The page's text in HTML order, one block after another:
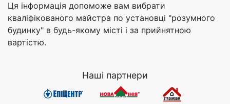
Ця інформація допоможе вам вибрати
кваліфікованого майстра по установці "розумного
будинку" в будь-якому місті і за прийнятною
вартістю.
Наші партнери